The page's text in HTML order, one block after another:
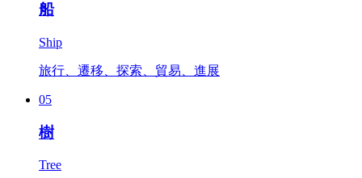
船
Ship
旅行、遷移、探索、貿易、進展
05
樹
Tree